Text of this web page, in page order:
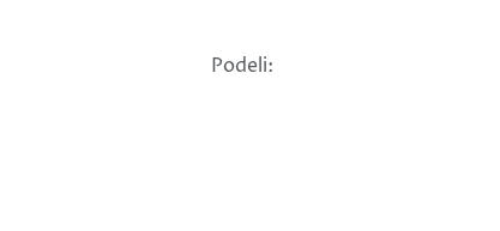
Podeli: